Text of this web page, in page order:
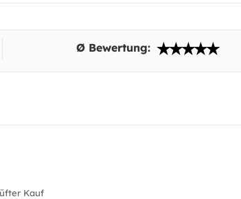
Ø Bewertung:
Kauf